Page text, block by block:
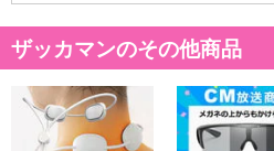
ザッカマンのその他商品